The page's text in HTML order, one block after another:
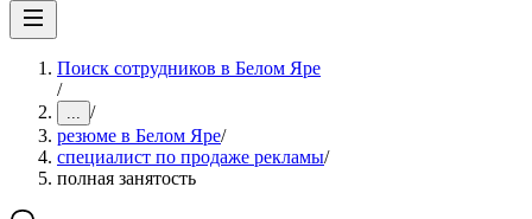
Поиск сотрудников в Белом Яре
/
... /
резюме в Белом Яре/
специалист по продаже рекламы/
полная занятость